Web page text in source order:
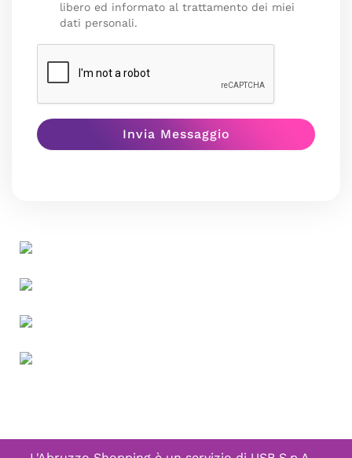
libero ed informato al trattamento dei miei
dati personali.